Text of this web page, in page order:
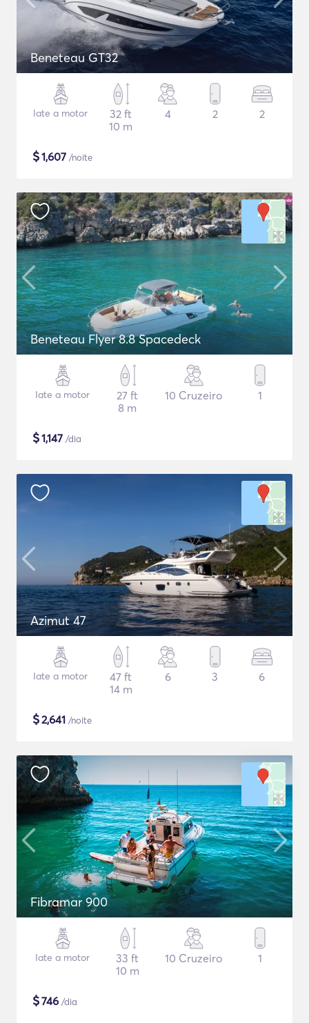
Beneteau GT32
Iate a motor
32 ft
10 m
4 2 2
$1,607 /noite
Beneteau Flyer 8.8 Spacedeck
Iate a motor
27 ft
8 m
10 Cruzeiro 1
$1,147 /dia
Azimut 47
Iate a motor
47 ft
14 m
6 3 6
$2,641 /noite
Fibramar 900
Iate a motor
33 ft
10 m
10 Cruzeiro 1
$746 /dia